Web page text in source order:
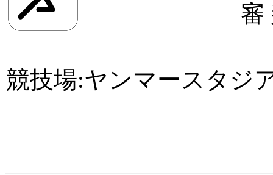
審
競技場:ヤンマースタジ